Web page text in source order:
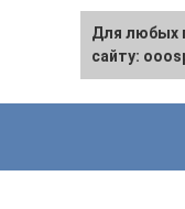
Для любых
сайту: